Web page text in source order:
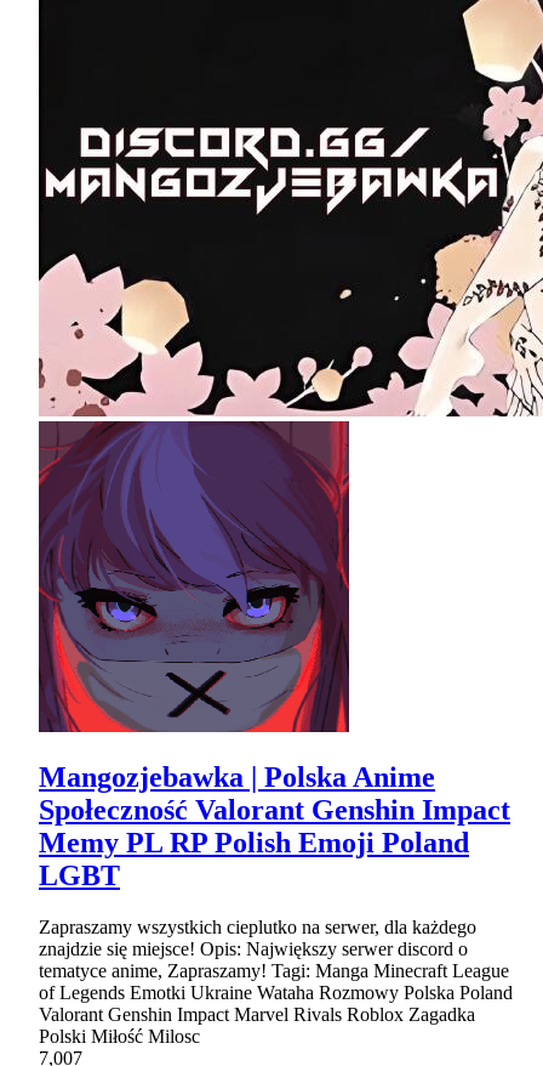
Mangozjebawka | Polska Anime
Społeczność Valorant Genshin Impact
Memy PL RP Polish Emoji Poland
LGBT
Zapraszamy wszystkich cieplutko na serwer, dla każdego
znajdzie się miejsce! Opis: Największy serwer discord o
tematyce anime, Zapraszamy! Tagi: Manga Minecraft League
of Legends Emotki Ukraine Wataha Rozmowy Polska Poland
Valorant Genshin Impact Marvel Rivals Roblox Zagadka
Polski Miłość Milosc
7,007